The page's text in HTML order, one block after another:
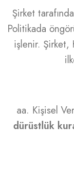
Şirket
Politikada
işlenir. Şirket,
aa. Kişisel
dürüstlük